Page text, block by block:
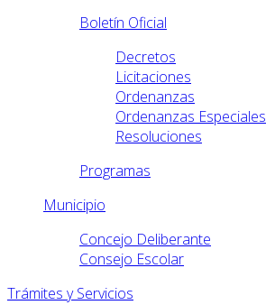
Boletín Oficial
Decretos
Licitaciones
Ordenanzas
Ordenanzas Especiales
Resoluciones
Programas
Municipio
Concejo Deliberante
Consejo Escolar
Trámites y Servicios